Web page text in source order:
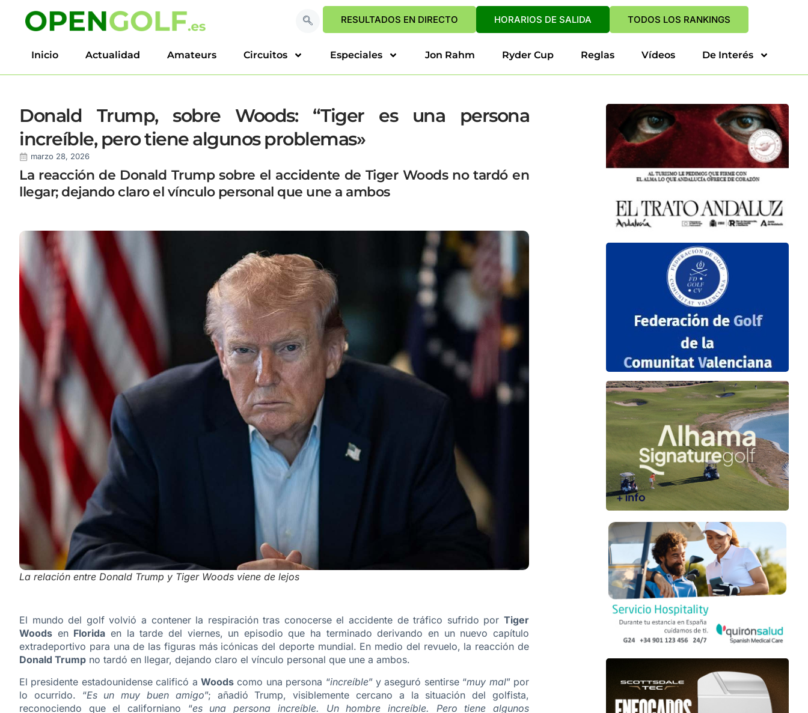
RESULTADOS EN DIRECTO HORARIOS DE SALIDA TODOS LOS RANKINGS
Inicio Actualidad Amateurs Circuitos Especiales Jon Rahm Ryder Cup Reglas Vídeos De Interés
Donald Trump, sobre Woods: “Tiger es una persona
increíble, pero tiene algunos problemas»
marzo 28, 2026
La reacción de Donald Trump sobre el accidente de Tiger Woods no tardó en
llegar; dejando claro el vínculo personal que une a ambos
La relación entre Donald Trump y Tiger Woods viene de lejos
El mundo del golf volvió a contener la respiración tras conocerse el accidente de tráfico sufrido por Tiger
Woods en Florida en la tarde del viernes, un episodio que ha terminado derivando en un nuevo capítulo
extradeportivo para una de las figuras más icónicas del deporte mundial. En medio del revuelo, la reacción de
Donald Trump no tardó en llegar, dejando claro el vínculo personal que une a ambos.
El presidente estadounidense calificó a Woods como una persona “increíble” y aseguró sentirse “muy mal” por
lo ocurrido. “Es un muy buen amigo”; añadió Trump, visiblemente cercano a la situación del golfista,
reconociendo que el californiano “es una persona increíble. Un hombre increíble. Pero tiene algunos